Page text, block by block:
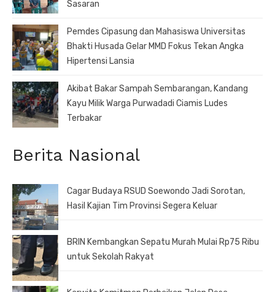
Sasaran
Pemdes Cipasung dan Mahasiswa Universitas
Bhakti Husada Gelar MMD Fokus Tekan Angka
Hipertensi Lansia
Akibat Bakar Sampah Sembarangan, Kandang
Kayu Milik Warga Purwadadi Ciamis Ludes
Terbakar
Berita Nasional
Cagar Budaya RSUD Soewondo Jadi Sorotan,
Hasil Kajian Tim Provinsi Segera Keluar
BRIN Kembangkan Sepatu Murah Mulai Rp75 Ribu
untuk Sekolah Rakyat